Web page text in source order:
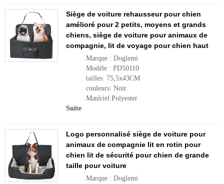
Siège de voiture rehausseur pour chien
amélioré pour 2 petits, moyens et grands
chiens, siège de voiture pour animaux de
compagnie, lit de voyage pour chien haut
Marque : Doglemi
Modèle : PD50110
tailles: 75,5x43CM
couleurs: Noir
Matériel:Polyester
Suite
Logo personnalisé siège de voiture pour
animaux de compagnie lit en rotin pour
chien lit de sécurité pour chien de grande
taille pour voiture
Marque : Doglemi